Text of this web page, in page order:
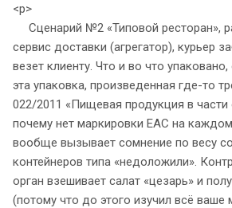
<p>
Сценарий №2 «Типовой ресторан»,
сервис доставки (агрегатор), курьер
везет клиенту. Что и во что упаковано,
эта упаковка, произведенная где-то
022/2011 «Пищевая продукция в части
почему нет маркировки EAC на
вообще вызывает сомнение по весу
контейнеров типа «недоложили».
орган взешивает салат «цезарь» и
(потому что до этого изучил всё ваше